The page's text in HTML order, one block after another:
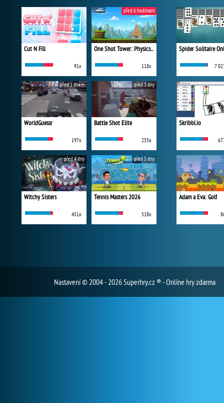
Cut N Fill
91x
One Shot Tower: Physics Destroyer
118x
před 6 hodinami
WorldGuessr
197x
před 1 dnem
Battle Shot Elite
255x
před 3 dny
Witchy Sisters
451x
před 4 dny
Tennis Masters 2026
518x
před 5 dny
Spider Solitaire
7
Skribbl.io
Adam a Eva: Golf
Nastavení© 2004 - 2026 Superhry.cz ® - Online hry zdarma